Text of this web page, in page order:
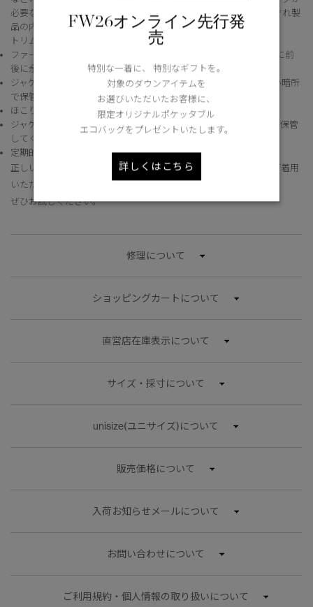
必要な場合は、信頼できるクリーニング店にお持ちになり、それぞれ製
品の内側に記載されているラベルの表記に従ってください。
トリムなどの付属品は取り外して各洗濯表示をご確認ください。
ファーは取り外せる場合は取り外し、 毛や革が型崩れしないように前
後に余裕のある場所に縦方向に吊るします。
ジャケットは幅広のハンガーにゆったりとかけます。湿気の少ない暗所
で保管するのが最適です。
ほこりや汚れから守るため、通気性のある衣類カバーをかけます。
ジャケットが狭いスペースで押しつぶされないように間隔をあけて保管
してください。
定期的に風通しすることをおすすめします。
正しいお手入れをすることで、カナダグースのジャケットは長くご着用
いただけます。
ぜひお試しください。
修理について
ショッピングカートについて
直営店在庫表示について
サイズ・採寸について
unisize(ユニサイズ)について
販売価格について
入荷お知らせメールについて
お問い合わせについて
ご利用規約・個人情報の取り扱いについて
FW26オンライン先行発
売
特別な一着に、 特別なギフトを。
対象のダウンアイテムを
お選びいただいたお客様に、
限定オリジナルポケッタブル
エコバッグをプレゼントいたします。
詳しくはこちら